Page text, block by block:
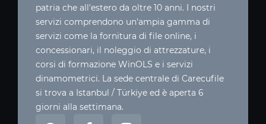
patria che all'estero da oltre 10 anni. I nostri
servizi comprendono un'ampia gamma di
servizi come la fornitura di file online, i
concessionari, il noleggio di attrezzature, i
corsi di formazione WinOLS e i servizi
dinamometrici. La sede centrale di Carecufile
si trova a Istanbul / Türkiye ed è aperta 6
giorni alla settimana.